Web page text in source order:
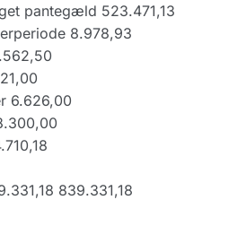
pantegæld 523.471,13
8.978,93
6.626,00
839.331,18